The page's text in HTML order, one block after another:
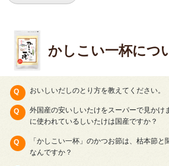
かしこい一杯につ
おいしいだしのとり方を教えてください。
外国産の安いしいたけをスーパーで見かけ
に使われているしいたけは国産ですか？
「かしこい一杯」のかつお節は、枯本節
なんですか？